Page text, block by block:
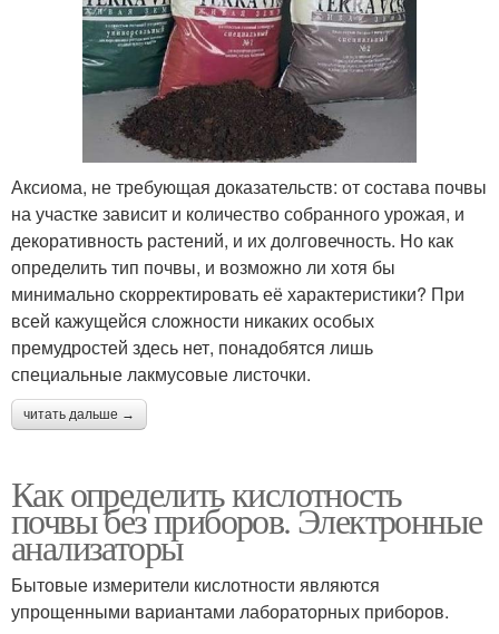
Аксиома, не требующая доказательств: от состава почвы
на участке зависит и количество собранного урожая, и
декоративность растений, и их долговечность. Но как
определить тип почвы, и возможно ли хотя бы
минимально скорректировать её характеристики? При
всей кажущейся сложности никаких особых
премудростей здесь нет, понадобятся лишь
специальные лакмусовые листочки.
читать дальше →
Как определить кислотность
почвы без приборов. Электронные
анализаторы
Бытовые измерители кислотности являются
упрощенными вариантами лабораторных приборов.